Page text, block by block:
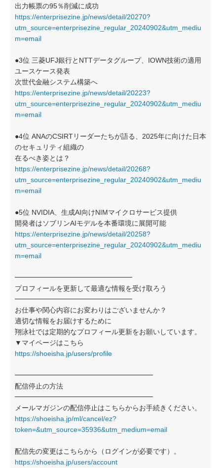
出力帳票の95％削減に成功
https://enterprisezine.jp/news/detail/20270?
utm_source=enterprisezine_regular_20240902&utm_mediu
m=email
●3位 三菱UFJ銀行とNTTデータグループ、IOWN技術の適用
ユースケース発表
次世代金融システム構築へ
https://enterprisezine.jp/news/detail/20223?
utm_source=enterprisezine_regular_20240902&utm_mediu
m=email
●4位 ANAのCSIRTリーダーたちが語る、2025年に向けた日本
のセキュリティ組織の
在るべき姿とは？
https://enterprisezine.jp/news/detail/20268?
utm_source=enterprisezine_regular_20240902&utm_mediu
m=email
●5位 NVIDIA、生成AI向けNIMマイクロサービス提供
開発者はソブリンAIモデルを本番環境に展開可能
https://enterprisezine.jp/news/detail/20258?
utm_source=enterprisezine_regular_20240902&utm_mediu
m=email
━━━━━━━━━━━━━━━━━
プロフィールを更新して最適な情報を受け取ろう
━━━━━━━━━━━━━━━━━
お仕事や関心内容にお変わりはございませんか？
適切な情報をお届けするために
翔泳社では定期的なプロフィール更新をお願いしています。
▼マイページはこちら
https://shoeisha.jp/users/profile
━━━━━━━━━━━━━━━━━━━━
配信停止の方法
━━━━━━━━━━━━━━━━━━━━
メールマガジンの配信停止はこちらからお手続きください。
https://shoeisha.jp/ml/cancel/ez?
token=&utm_source=35936&utm_medium=email
配信先の変更はこちらから（ログインが必要です）。
https://shoeisha.jp/users/account